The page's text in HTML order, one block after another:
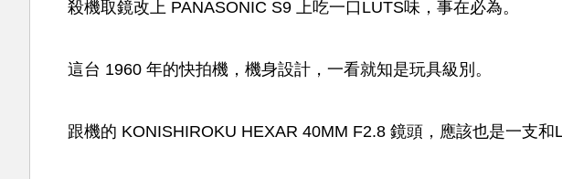
殺機取鏡改上 PANASONIC S9 上吃一口LUTS味，事在必為。
這台 1960 年的快拍機，機身設計，一看就知是玩具級別。
跟機的 KONISHIROKU HEXAR 40MM F2.8 鏡頭，應該也是一支和